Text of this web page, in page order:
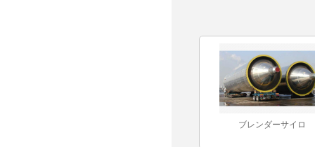
ブレンダーサイロ